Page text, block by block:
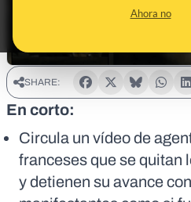
Ahora no
SHARE:
En corto:
Circula un vídeo de
franceses que se quitan
y detienen su avance